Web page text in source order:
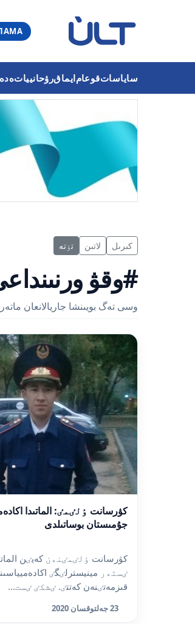
ساياساتقوعامايماقرۋحانييات
كىرىل لاتىن تٶتە
#وقۋ
وسى تەگ بويىنشا جاريالانعان
كۋرسانت ٶلٸمٸ: الماتىدا
جۇمىستان بوساتىلدى
كۋرسانت ٶلٸمٸنەن كەيٸن
ٸستەر مينيسترلٸگٸ
قىزمەتٸنەن كەتتٸ. ٸشكٸ ٸست...
23 جەلتوقسان 2020